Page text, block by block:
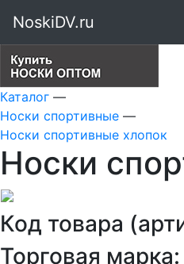
NoskiDV.ru
Каталог —
Носки спортивные —
Носки спортивные хлопок
Носки
Код товара
Торговая марка: